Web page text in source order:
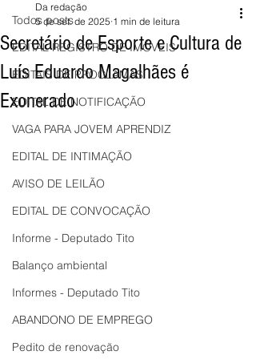
Todos posts
EDITAL REGISTRO DE IMÓVEIS
EDITAIS DE PROCLAMAS
EDITAL DE NOTIFICAÇÃO
VAGA PARA JOVEM APRENDIZ
EDITAL DE INTIMAÇÃO
AVISO DE LEILÃO
EDITAL DE CONVOCAÇÃO
Informe - Deputado Tito
Balanço ambiental
Informes - Deputado Tito
ABANDONO DE EMPREGO
Pedito de renovação
Secretário de Esporte e Cultura de
Luís Eduardo Magalhães é
Exonerado
Da redação
5 de set. de 2025 1 min de leitura